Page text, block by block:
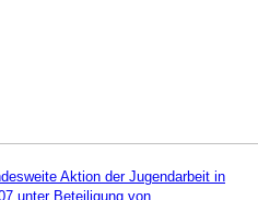
Aktion der Jugendarbeit in
unter Beteiligung von